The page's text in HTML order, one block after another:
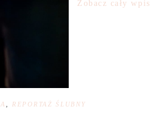
Zobacz cały wpis
REPORTAŻ ŚLUBNY